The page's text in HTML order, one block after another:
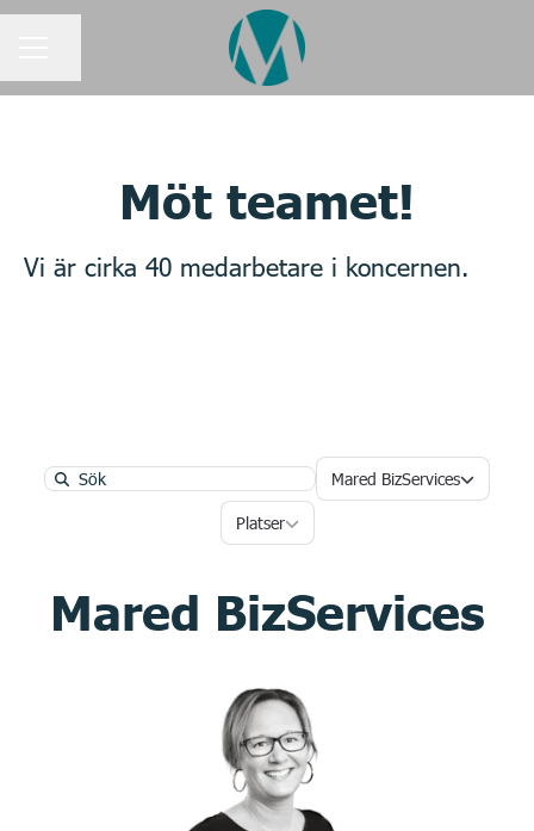
Möt teamet!
Vi är cirka 40 medarbetare i koncernen.
Search
Våra bolag
Mared BizServices
Platser
Platser
Mared BizServices